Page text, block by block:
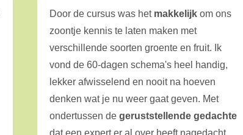
Door de cursus was het makkelijk om ons
zoontje kennis te laten maken met
verschillende soorten groente en fruit. Ik
vond de 60-dagen schema's heel handig,
lekker afwisselend en nooit na hoeven
denken wat je nu weer gaat geven. Met
ondertussen de geruststellende gedachte
dat een expert er al over heeft nagedacht